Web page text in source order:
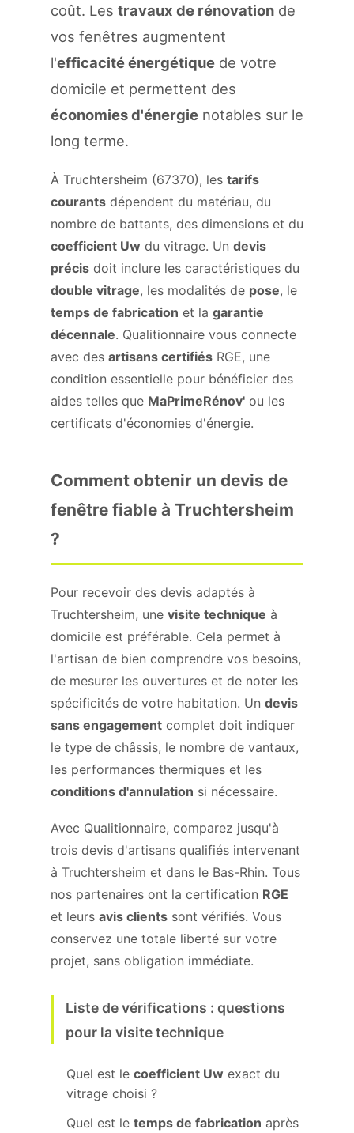
coût. Les travaux de rénovation de
vos fenêtres augmentent
l'efficacité énergétique de votre
domicile et permettent des
économies d'énergie notables sur le
long terme.
À Truchtersheim (67370), les tarifs
courants dépendent du matériau, du
nombre de battants, des dimensions et du
coefficient Uw du vitrage. Un devis
précis doit inclure les caractéristiques du
double vitrage, les modalités de pose, le
temps de fabrication et la garantie
décennale. Qualitionnaire vous connecte
avec des artisans certifiés RGE, une
condition essentielle pour bénéficier des
aides telles que MaPrimeRénov' ou les
certificats d'économies d'énergie.
Comment obtenir un devis de
fenêtre fiable à Truchtersheim
?
Pour recevoir des devis adaptés à
Truchtersheim, une visite technique à
domicile est préférable. Cela permet à
l'artisan de bien comprendre vos besoins,
de mesurer les ouvertures et de noter les
spécificités de votre habitation. Un devis
sans engagement complet doit indiquer
le type de châssis, le nombre de vantaux,
les performances thermiques et les
conditions d'annulation si nécessaire.
Avec Qualitionnaire, comparez jusqu'à
trois devis d'artisans qualifiés intervenant
à Truchtersheim et dans le Bas-Rhin. Tous
nos partenaires ont la certification RGE
et leurs avis clients sont vérifiés. Vous
conservez une totale liberté sur votre
projet, sans obligation immédiate.
Liste de vérifications : questions
pour la visite technique
Quel est le coefficient Uw exact du
vitrage choisi ?
Quel est le temps de fabrication après